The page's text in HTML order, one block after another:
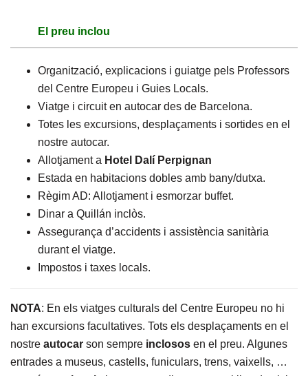
El preu inclou
Organització, explicacions i guiatge pels Professors
del Centre Europeu i Guies Locals.
Viatge i circuit en autocar des de Barcelona.
Totes les excursions, desplaçaments i sortides en el
nostre autocar.
Allotjament a Hotel Dalí Perpignan
Estada en habitacions dobles amb bany/dutxa.
Règim AD: Allotjament i esmorzar buffet.
Dinar a Quillán inclòs.
Assegurança d’accidents i assistència sanitària
durant el viatge.
Impostos i taxes locals.
NOTA: En els viatges culturals del Centre Europeu no hi
han excursions facultatives. Tots els desplaçaments en el
nostre autocar son sempre inclosos en el preu. Algunes
entrades a museus, castells, funiculars, trens, vaixells, …